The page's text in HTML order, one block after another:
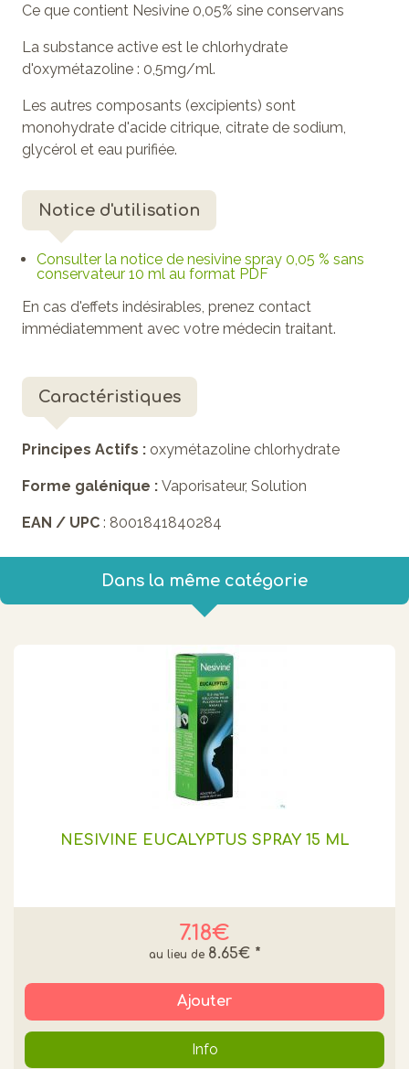
Ce que contient Nesivine 0,05% sine conservans
La substance active est le chlorhydrate
d'oxymétazoline : 0,5mg/ml.
Les autres composants (excipients) sont
monohydrate d'acide citrique, citrate de sodium,
glycérol et eau purifiée.
Notice d'utilisation
Consulter la notice de nesivine spray 0,05 % sans
conservateur 10 ml au format PDF
En cas d'effets indésirables, prenez contact
immédiatemment avec votre médecin traitant.
Caractéristiques
Principes Actifs : oxymétazoline chlorhydrate
Forme galénique : Vaporisateur, Solution
EAN / UPC : 8001841840284
Dans la même catégorie
NESIVINE EUCALYPTUS SPRAY 15 ML
7.18€
8.65€ *
Ajouter
Info